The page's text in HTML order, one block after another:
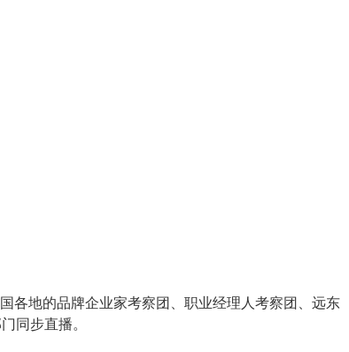
各地的品牌企业家考察团、职业经理人考察团、远东
同步直播。